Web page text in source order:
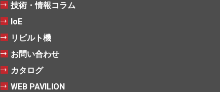
技術・情報コラム
IoE
リビルト機
お問い合わせ
カタログ
WEB PAVILION